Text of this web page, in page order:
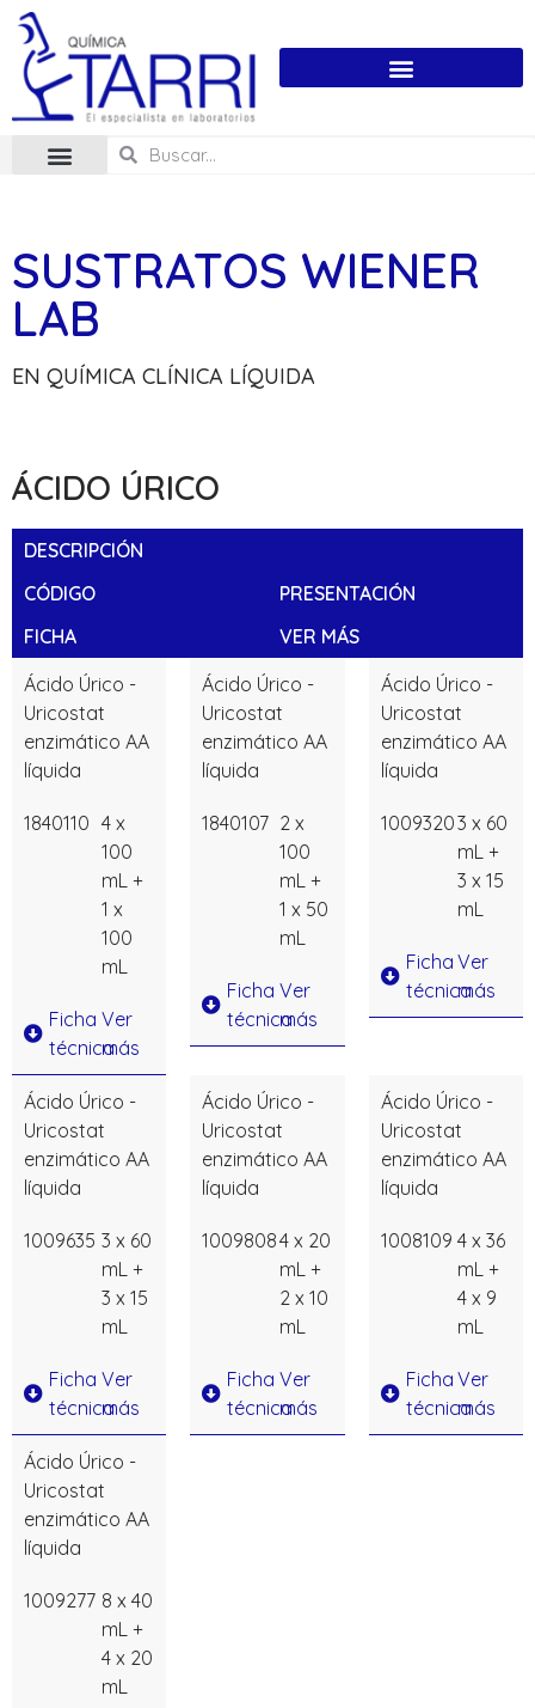
SUSTRATOS WIENER
LAB
EN QUÍMICA CLÍNICA LÍQUIDA
ÁCIDO ÚRICO
DESCRIPCIÓN
CÓDIGO
PRESENTACIÓN
FICHA
VER MÁS
Ácido Úrico -
Uricostat
enzimático AA
líquida
1840110 4 x
100
mL +
1 x
100
mL
Ficha
técnica
Ver
más
Ácido Úrico -
Uricostat
enzimático AA
líquida
1840107 2 x
100
mL +
1 x 50
mL
Ficha
técnica
Ver
más
Ácido Úrico -
Uricostat
enzimático AA
líquida
10093203 x 60
mL +
3 x 15
mL
Ficha
técnica
Ver
más
Ácido Úrico -
Uricostat
enzimático AA
líquida
1009635 3 x 60
mL +
3 x 15
mL
Ficha
técnica
Ver
más
Ácido Úrico -
Uricostat
enzimático AA
líquida
10098084 x 20
mL +
2 x 10
mL
Ficha
técnica
Ver
más
Ácido Úrico -
Uricostat
enzimático AA
líquida
1008109 4 x 36
mL +
4 x 9
mL
Ficha
técnica
Ver
más
Ácido Úrico -
Uricostat
enzimático AA
líquida
1009277 8 x 40
mL +
4 x 20
mL